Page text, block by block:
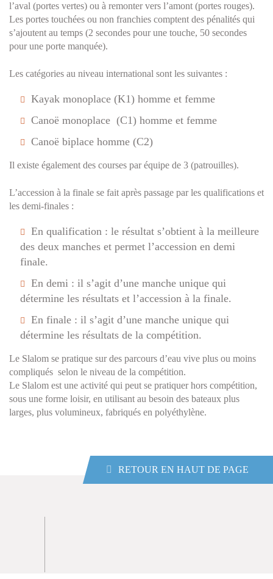
l’aval (portes vertes) ou à remonter vers l’amont (portes rouges).
Les portes touchées ou non franchies comptent des pénalités qui
s’ajoutent au temps (2 secondes pour une touche, 50 secondes
pour une porte manquée).
Les catégories au niveau international sont les suivantes :
Kayak monoplace (K1) homme et femme
Canoë monoplace (C1) homme et femme
Canoë biplace homme (C2)
Il existe également des courses par équipe de 3 (patrouilles).
L’accession à la finale se fait après passage par les qualifications et
les demi-finales :
En qualification : le résultat s’obtient à la meilleure
des deux manches et permet l’accession en demi
finale.
En demi : il s’agit d’une manche unique qui
détermine les résultats et l’accession à la finale.
En finale : il s’agit d’une manche unique qui
détermine les résultats de la compétition.
Le Slalom se pratique sur des parcours d’eau vive plus ou moins
compliqués selon le niveau de la compétition.
Le Slalom est une activité qui peut se pratiquer hors compétition,
sous une forme loisir, en utilisant au besoin des bateaux plus
larges, plus volumineux, fabriqués en polyéthylène.
RETOUR EN HAUT DE PAGE